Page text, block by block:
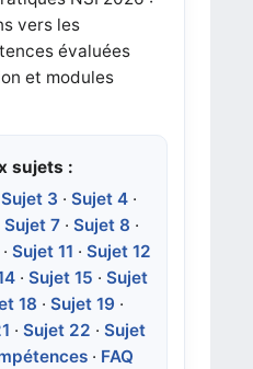
vers les
évaluées
et modules
sujets :
Sujet 3 · Sujet 4·
Sujet 7· Sujet 8 ·
Sujet 11 · Sujet 12
· Sujet 15 · Sujet
18 · Sujet 19 ·
· Sujet 22 · Sujet
· FAQ